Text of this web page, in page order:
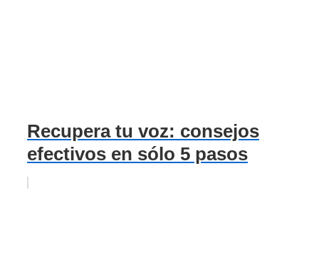
Recupera tu voz: consejos
efectivos en sólo 5 pasos